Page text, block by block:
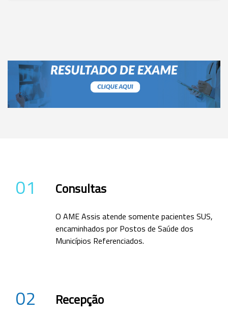
01 Consultas
O AME Assis atende somente pacientes SUS,
encaminhados por Postos de Saúde dos
Municípios Referenciados.
02 Recepção